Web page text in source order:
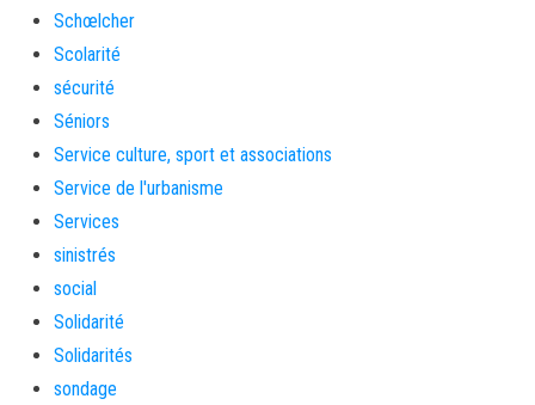
Schœlcher
Scolarité
sécurité
Séniors
Service culture, sport et associations
Service de l'urbanisme
Services
sinistrés
social
Solidarité
Solidarités
sondage